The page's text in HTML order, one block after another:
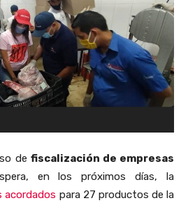
de fiscalización de empresas
en los próximos días, la
acordados para 27 productos de la